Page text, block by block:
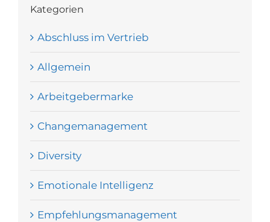
Kategorien
Abschluss im Vertrieb
Allgemein
Arbeitgebermarke
Changemanagement
Diversity
Emotionale Intelligenz
Empfehlungsmanagement